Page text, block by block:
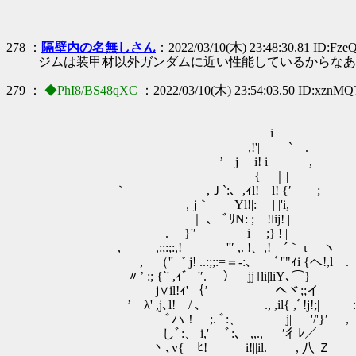
278 ： 隔壁内の名無しさん ：2022/03/10(木) 23:48:30.81
ジムは装甲材以外ガンダムに近い性能しているからなあ
279 ： ◆PhI8/BS48qXC ：2022/03/10(木) 23:54:03.50
i
,!'| ` .
’ j i! i ,
{ ｜|
｀ ,Ｊ`:、,ｨl! l! {′ ;
，j｀ Yl!|: | |'i,
｜ 、 ﾞﾘN: ; !lij! |
. }'′ i ;}|! |
, ,:;:;:,! ''′ ,. !、,! ´｀ ι ヽ
, （''゛ j! ..:;;:=＝-:、 ﾞ''"ｨi {ヘ!,l .
〃’ :; {`' ,ｨ゛ '′. ） jj｣li|liY､⌒}
j∨il!ｨ' ｛’ へヾ;;イ
’ λ' ,j､l! / ､ ., ,il{ ,ﾞ!j!;| ：
ﾞハ！ ;. ﾞ:、 j| '/'}′ ，
しﾞ:、 i,' ﾞ:、 ,,., ′彳ﾚ／
丶､v{ ﾋ! i!||il. , 八 Ｚ